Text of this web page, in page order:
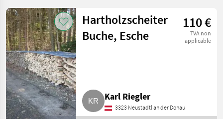
Hartholzscheiter
Buche, Esche
110 €
TVA non
applicable
Karl Riegler
3323 Neustadtl an der Donau